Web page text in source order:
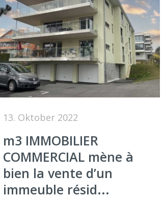
13. Oktober 2022
m3 IMMOBILIER
COMMERCIAL mène à
bien la vente d’un
immeuble résid...